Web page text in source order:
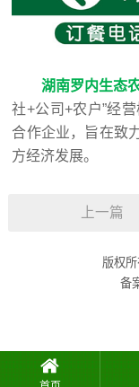
湖南罗内生态
社+公司+农户”经
合作企业，旨在致
方经济发展。
上一篇
版权
备